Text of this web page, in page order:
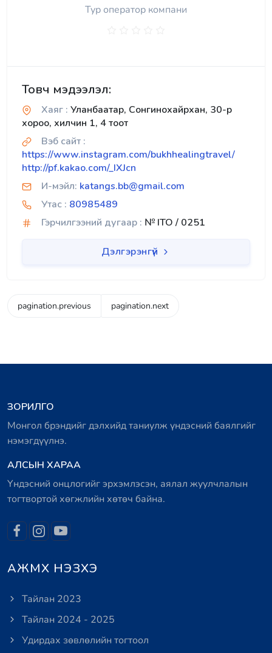
Тур оператор компани
Товч мэдээлэл:
Хаяг : Уланбаатар, Сонгинохайрхан, 30-р
хороо, хилчин 1, 4 тоот
Вэб сайт :
https://www.instagram.com/bukhhealingtravel/
http://pf.kakao.com/_IXJcn
И-мэйл: katangs.bb@gmail.com
Утас : 80985489
Гэрчилгээний дугаар : № ITO / 0251
Дэлгэрэнгүй
pagination.previous pagination.next
ЗОРИЛГО
Монгол брэндийг дэлхийд таниулж үндэсний баялгийг
нэмэгдүүлнэ.
АЛСЫН ХАРАА
Үндэсний онцлогийг эрхэмлэсэн, аялал жуулчлалын
тогтвортой хөгжлийн хөтөч байна.
АЖМХ НЭЗХЭ
Тайлан 2023
Тайлан 2024 - 2025
Удирдах зөвлөлийн тогтоол